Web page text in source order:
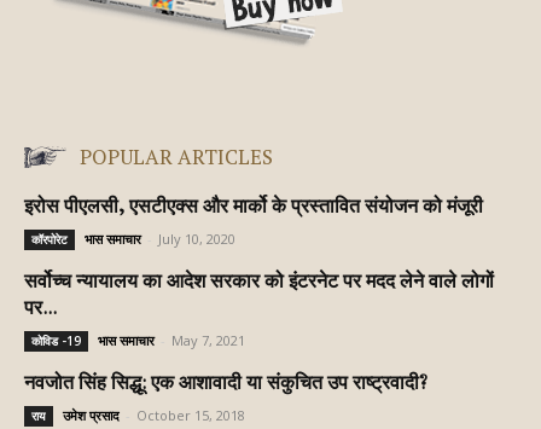
POPULAR ARTICLES
इरोस पीएलसी, एसटीएक्स और मार्को के प्रस्तावित संयोजन को मंजूरी
कॉरपोरेट भास समाचार July 10, 2020
सर्वोच्च न्यायालय का आदेश सरकार को इंटरनेट पर मदद लेने वाले लोगों
पर...
कोविड -19 भास समाचार May 7, 2021
नवजोत सिंह सिद्धू: एक आशावादी या संकुचित उप राष्ट्रवादी?
राय उमेश प्रसाद October 15, 2018